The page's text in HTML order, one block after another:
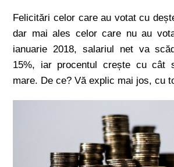
Felicitări celor care au votat cu
dar mai ales celor care nu au
ianuarie 2018, salariul net va
15%, iar procentul crește cu cât
mare. De ce? Vă explic mai jos, cu